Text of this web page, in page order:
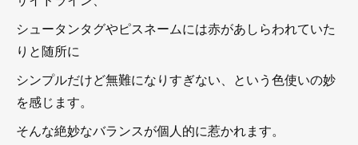
シュータンタグやピスネームには赤があしらわれていた
りと随所に
シンプルだけど無難になりすぎない、という色使いの妙
を感じます。
そんな絶妙なバランスが個人的に惹かれます。